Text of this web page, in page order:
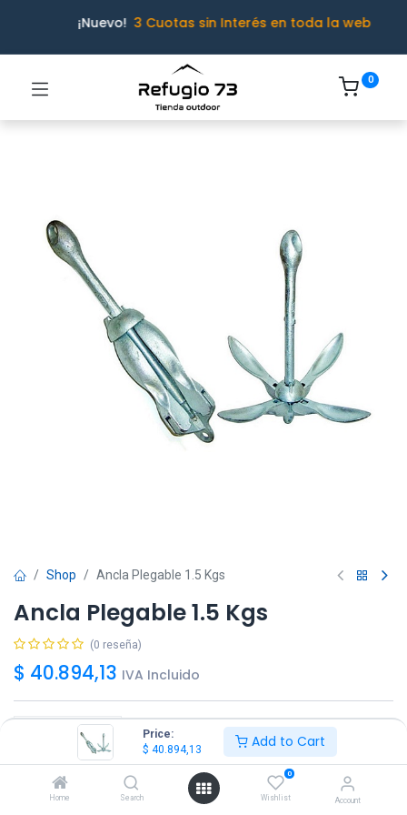
Price:
$ 40.894,13 Add to Cart
Home Search
0
Wishlist Account
¡Nuevo! 3 Cuotas sin Interés en toda la web
0
Shop Ancla Plegable 1.5 Kgs
Ancla Plegable 1.5 Kgs
(0 reseña)
$ 40.894,13 IVA Incluido
Agregar Comprar ya!